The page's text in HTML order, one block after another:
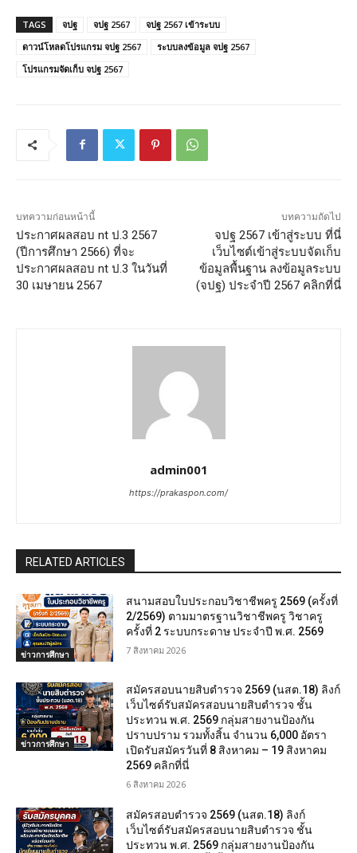
TAGS จปฐ จปฐ 2567
จปฐ 2567 เข้าระบบ
ดาวน์โหลดโปรแกรม จปฐ 2567
ระบบลงข้อมูล จปฐ 2567
โปรแกรมจัดเก็บ จปฐ 2567
บทความก่อนหน้านี้
ประกาศผลสอบ nt ป.3 2567
(ปีการศึกษา 2566) ที่จะ
ประกาศผลสอบ nt ป.3 ในวันที่
30 เมษายน 2567
บทความถัดไป
จปฐ 2567 เข้าสู่ระบบ ที่นี่
เว็บไซต์เข้าสู่ระบบจัดเก็บ
ข้อมูลพื้นฐาน ลงข้อมูลระบบ
(จปฐ) ประจำปี 2567 คลิกที่นี่
admin001
https://prakaspon.com/
RELATED ARTICLES
ข่าวการศึกษา
สนามสอบใบประกอบวิชาชีพครู 2569 (ครั้งที่
2/2569) ตามมาตรฐานวิชาชีพครู วิชาครู
ครั้งที่ 2 ระบบกระดาษ ประจำปี พ.ศ. 2569
7 สิงหาคม 2026
ข่าวการศึกษา
สมัครสอบนายสิบตำรวจ 2569 (นสต.18) ลิงก์
เว็บไซต์รับสมัครสอบนายสิบตำรวจ ชั้น
ประทวน พ.ศ. 2569 กลุ่มสายงานป้องกัน
ปราบปราม รวมทั้งสิ้น จำนวน 6,000 อัตรา
เปิดรับสมัครวันที่ 8 สิงหาคม – 19 สิงหาคม
2569 คลิกที่นี่
6 สิงหาคม 2026
สมัครสอบตํารวจ 2569 (นสต.18) ลิงก์
เว็บไซต์รับสมัครสอบนายสิบตำรวจ ชั้น
ประทวน พ.ศ. 2569 กลุ่มสายงานป้องกัน